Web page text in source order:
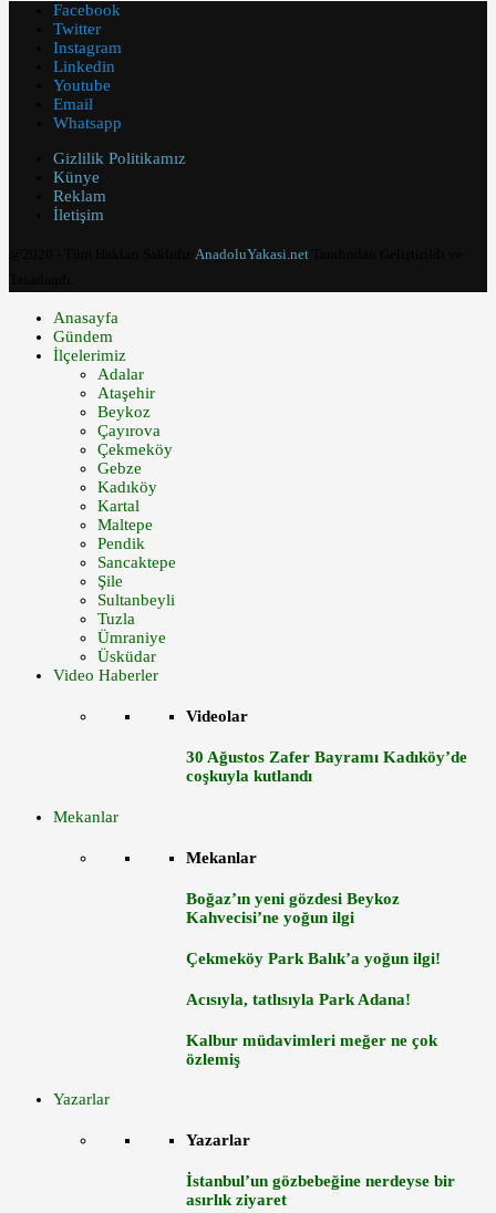
Facebook
Twitter
Instagram
Linkedin
Youtube
Email
Whatsapp
Gizlilik Politikamız
Künye
Reklam
İletişim
AnadoluYakasi.net
Anasayfa
Gündem
İlçelerimiz
Adalar
Ataşehir
Beykoz
Çayırova
Çekmeköy
Gebze
Kadıköy
Kartal
Maltepe
Pendik
Sancaktepe
Şile
Sultanbeyli
Tuzla
Ümraniye
Üsküdar
Video Haberler
Videolar
30 Ağustos Zafer Bayramı Kadıköy’de
coşkuyla kutlandı
Mekanlar
Mekanlar
Boğaz’ın yeni gözdesi Beykoz
Kahvecisi’ne yoğun ilgi
Çekmeköy Park Balık’a yoğun ilgi!
Acısıyla, tatlısıyla Park Adana!
Kalbur müdavimleri meğer ne çok
özlemiş
Yazarlar
Yazarlar
İstanbul’un gözbebeğine nerdeyse bir
asırlık ziyaret